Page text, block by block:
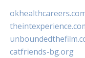
catfriends-bg.org